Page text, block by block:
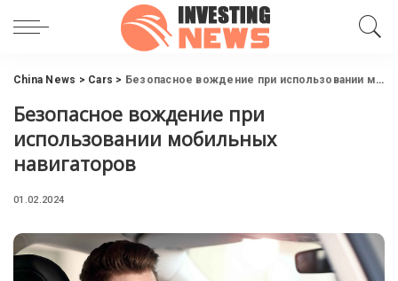
China News > Cars > Безопасное вождение при использовании мобильных навигаторов
Безопасное вождение при
использовании мобильных
навигаторов
01.02.2024